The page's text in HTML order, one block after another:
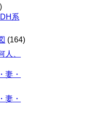
系
(164)
人、
妻・
妻・